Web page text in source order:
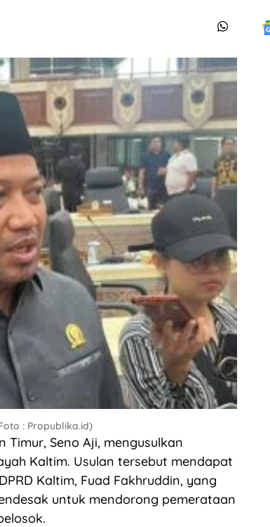
: Propublika.id)
Timur, Seno Aji, mengusulkan
Kaltim. Usulan tersebut mendapat
Kaltim, Fuad Fakhruddin, yang
untuk mendorong pemerataan